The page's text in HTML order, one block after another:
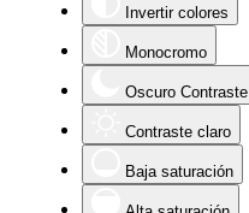
Invertir colores
Monocromo
Oscuro Contraste
Contraste claro
Baja saturación